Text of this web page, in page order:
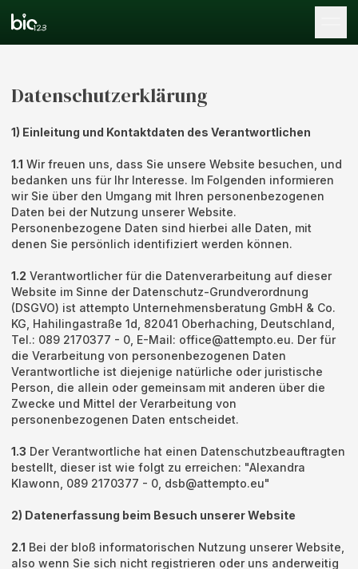
Datenschutzerklärung
1) Einleitung und Kontaktdaten des Verantwortlichen
1.1 Wir freuen uns, dass Sie unsere Website besuchen, und
bedanken uns für Ihr Interesse. Im Folgenden informieren
wir Sie über den Umgang mit Ihren personenbezogenen
Daten bei der Nutzung unserer Website.
Personenbezogene Daten sind hierbei alle Daten, mit
denen Sie persönlich identifiziert werden können.
1.2 Verantwortlicher für die Datenverarbeitung auf dieser
Website im Sinne der Datenschutz-Grundverordnung
(DSGVO) ist attempto Unternehmensberatung GmbH & Co.
KG, Hahilingastraße 1d, 82041 Oberhaching, Deutschland,
Tel.: 089 2170377 - 0, E-Mail: office@attempto.eu. Der für
die Verarbeitung von personenbezogenen Daten
Verantwortliche ist diejenige natürliche oder juristische
Person, die allein oder gemeinsam mit anderen über die
Zwecke und Mittel der Verarbeitung von
personenbezogenen Daten entscheidet.
1.3 Der Verantwortliche hat einen Datenschutzbeauftragten
bestellt, dieser ist wie folgt zu erreichen: "Alexandra
Klawonn, 089 2170377 - 0, dsb@attempto.eu"
2) Datenerfassung beim Besuch unserer Website
2.1 Bei der bloß informatorischen Nutzung unserer Website,
also wenn Sie sich nicht registrieren oder uns anderweitig